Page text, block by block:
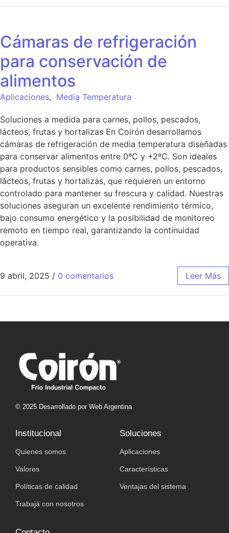
Cámaras de refrigeración
para conservación de
alimentos
Aplicaciones, Media Temperatura
Soluciones a medida para carnes, pollos, pescados,
lácteos, frutas y hortalizas En Coirón desarrollamos
cámaras de refrigeración de media temperatura diseñadas
para conservar alimentos entre 0ºC y +2ºC. Son ideales
para productos sensibles como carnes, pollos, pescados,
lácteos, frutas y hortalizas, que requieren un entorno
controlado para mantener su frescura y calidad. Nuestras
soluciones aseguran un excelente rendimiento térmico,
bajo consumo energético y la posibilidad de monitoreo
remoto en tiempo real, garantizando la continuidad
operativa.
9 abril, 2025 / 0 comentarios Leer Más
© 2025 Desarrollado por Web Argentina
Institucional
Quienes somos
Valores
Políticas de calidad
Trabajá con nosotros
Soluciones
Aplicaciones
Características
Ventajas del sistema